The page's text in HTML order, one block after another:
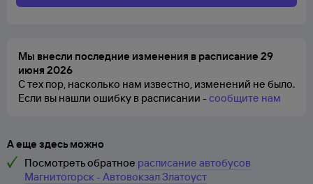
Мы внесли последние изменения в расписание 29
июня 2026
С тех пор, насколько нам известно, изменений не было.
Если вы нашли ошибку в расписании -сообщите нам
А еще здесь можно
Посмотреть обратное расписание автобусов
Магнитогорск - Автовокзал Златоуст